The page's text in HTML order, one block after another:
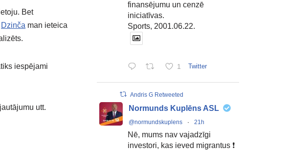
Bet
Dzinča man ieteica
iespējami
utt.
finansējumu un cenzē
iniciatīvas.
Sports, 2001.06.22.
1 Twitter
Andris G Retweeted
Normunds Kuplēns ASL
@normundskuplens · 21h
Nē, mums nav vajadzīgi
investori, kas ieved migrantus ❗